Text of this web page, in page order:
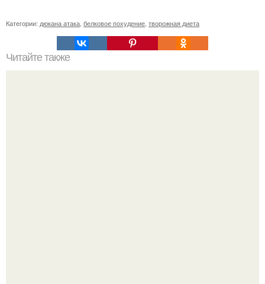
Категории: дюкана атака белковое похудение творожная диета
Читайте также